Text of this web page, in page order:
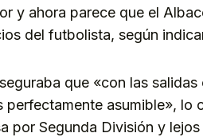
y ahora parece que el
del futbolista, según
que «con las
perfectamente asumible», lo
por Segunda División y lejos